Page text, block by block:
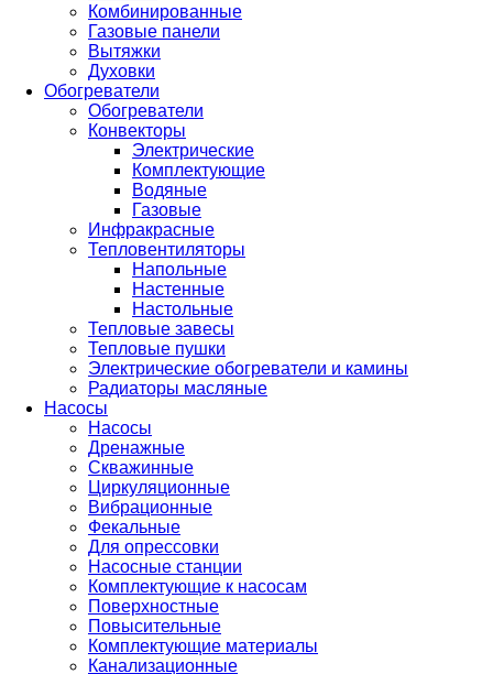
Комбинированные
Газовые панели
Вытяжки
Духовки
Обогреватели
Обогреватели
Конвекторы
Электрические
Комплектующие
Водяные
Газовые
Инфракрасные
Тепловентиляторы
Напольные
Настенные
Настольные
Тепловые завесы
Тепловые пушки
Электрические обогреватели и камины
Радиаторы масляные
Насосы
Насосы
Дренажные
Скважинные
Циркуляционные
Вибрационные
Фекальные
Для опрессовки
Насосные станции
Комплектующие к насосам
Поверхностные
Повысительные
Комплектующие материалы
Канализационные